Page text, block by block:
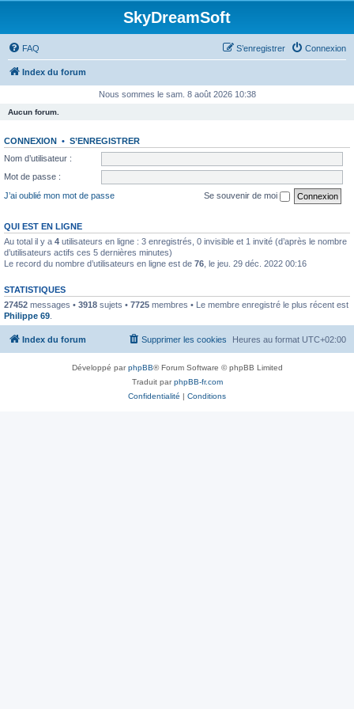
SkyDreamSoft
FAQ Connexion
S’enregistrer
Index du forum
Nous sommes le sam. 8 août 2026 10:38
Aucun forum.
CONNEXION • S’ENREGISTRER
Nom d’utilisateur :
Mot de passe :
J’ai oublié mon mot de passe
Se souvenir de moi
QUI EST EN LIGNE
Au total il y a 4 utilisateurs en ligne : 3 enregistrés, 0 invisible et 1 invité (d’après le nombre
d’utilisateurs actifs ces 5 dernières minutes)
Le record du nombre d’utilisateurs en ligne est de 76 , le jeu. 29 déc. 2022 00:16
STATISTIQUES
27452 messages • 3918 sujets • 7725 membres • Le membre enregistré le plus récent est
Philippe 69
Index du forum Heures au format UTC+02:00
Supprimer les cookies
Développé parphpBB® Forum Software © phpBB Limited
Traduit parphpBB-fr.com
Confidentialité | Conditions